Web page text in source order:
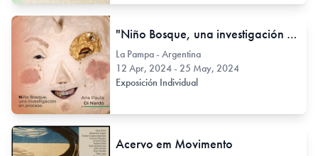
"Niño Bosque, una investigación en proceso"
La Pampa - Argentina
12 Apr, 2024 - 25 May, 2024
Exposición Individual
Acervo em Movimento